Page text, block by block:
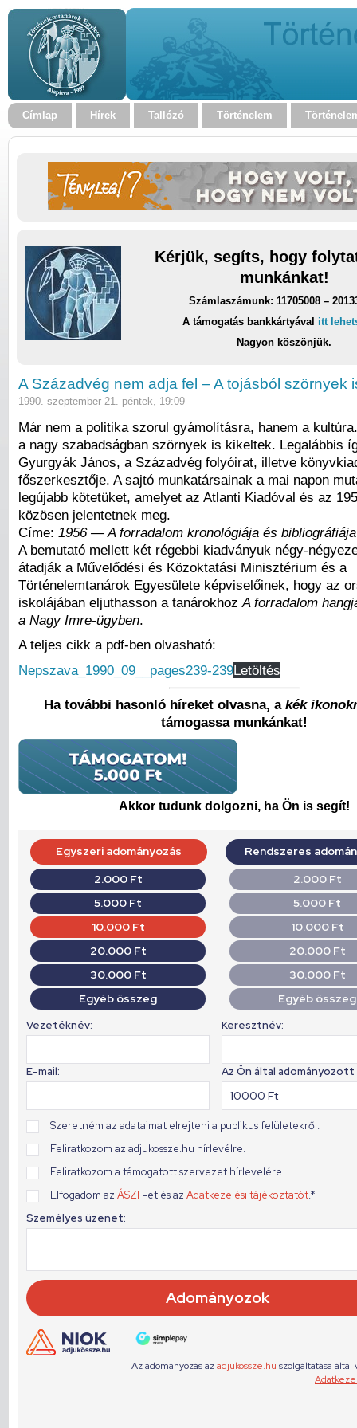
Címlap Hírek Tallózó Történelem
Kérjük, segíts, hogy
munkánkat!
Számlaszámunk: 11705008 –
A támogatás bankkártyával itt
Nagyon köszönjük.
A Századvég nem adja fel – A tojásból szörnyek
1990. szeptember 21. péntek, 19:09
Már nem a politika szorul gyámolításra, hanem a
a nagy szabadságban szörnyek is kikeltek. Legalábbis
Gyurgyák János, a Századvég folyóirat, illetve
főszerkesztője. A sajtó munkatársainak a mai napon
legújabb kötetüket, amelyet az Atlanti Kiadóval és az
közösen jelentetnek meg.
Címe: 1956 — A forradalom kronológiája és bibliográfiája
A bemutató mellett két régebbi kiadványuk négy-
átadják a Művelődési és Közoktatási Minisztérium és a
Történelemtanárok Egyesülete képviselőinek, hogy az
iskolájában eljuthasson a tanárokhoz A forradalom
a Nagy Imre-ügyben.
A teljes cikk a pdf-ben olvasható:
Nepszava_1990_09__pages239-239Letöltés
Ha további hasonló híreket olvasna, akék
támogassa munkánkat!
Akkor tudunk dolgozni, ha Ön is segít!